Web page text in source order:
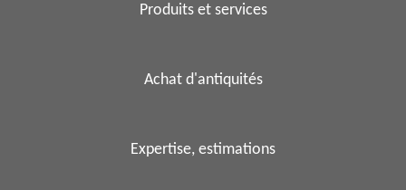
Produits et services
Achat d'antiquités
Expertise, estimations